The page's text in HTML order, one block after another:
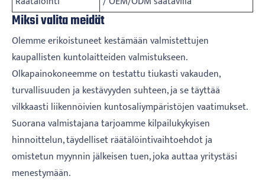
Miksi valita meidät
Olemme erikoistuneet kestämään valmistettujen
kaupallisten kuntolaitteiden valmistukseen.
Olkapainokoneemme on testattu tiukasti vakauden,
turvallisuuden ja kestävyyden suhteen, ja se täyttää
vilkkaasti liikennöivien kuntosaliympäristöjen vaatimukset.
Suorana valmistajana tarjoamme kilpailukykyisen
hinnoittelun, täydelliset räätälöintivaihtoehdot ja
omistetun myynnin jälkeisen tuen, joka auttaa yritystäsi
menestymään.